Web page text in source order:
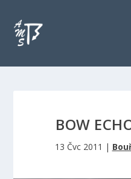
BOW
13 Čvc 2011 |